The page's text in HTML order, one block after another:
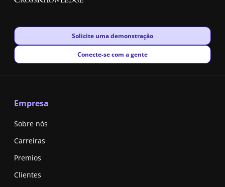
New window
Solicite uma demonstração
New window
Conecte-se com a gente
Empresa
Sobre nós
Carreiras
Premios
Clientes